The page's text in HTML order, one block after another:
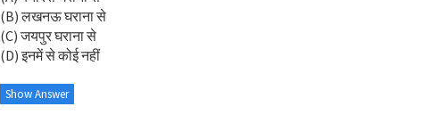
(B) लखनऊ घराना से
(C) जयपुर घराना से
(D) इनमें से कोई नहीं
Show Answer